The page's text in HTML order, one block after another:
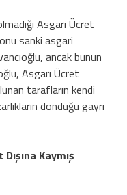
Asgari Ücret
sanki asgari
ancak bunun
Asgari Ücret
tarafların kendi
döndüğü gayri
Kaymış